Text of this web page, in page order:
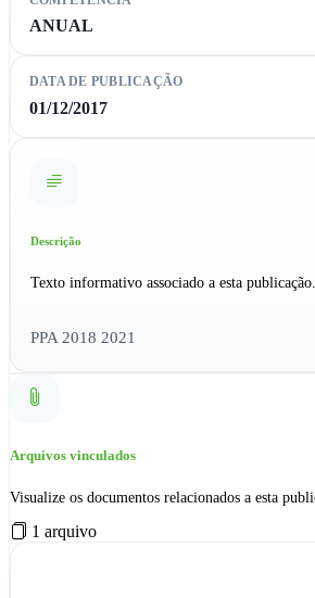
ANUAL
DATA DE PUBLICAÇÃO
01/12/2017
Descrição
Texto informativo associado a esta publicação.
PPA 2018 2021
Arquivos vinculados
Visualize os documentos relacionados a esta
1 arquivo